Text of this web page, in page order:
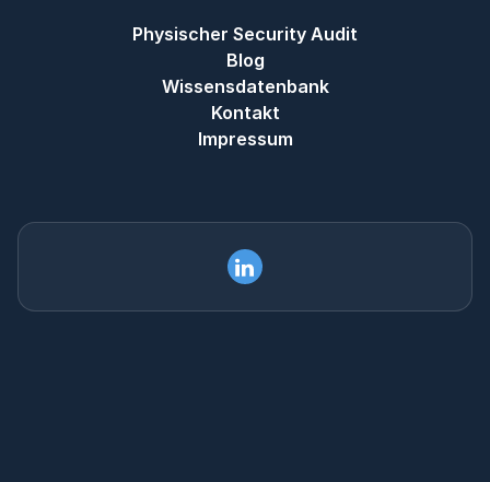
Physischer Security Audit
Blog
Wissensdatenbank
Kontakt
Impressum